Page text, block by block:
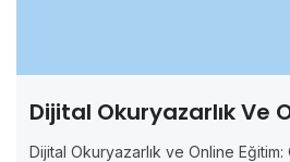
Dijital Okuryazarlık Ve
Dijital Okuryazarlık ve Online